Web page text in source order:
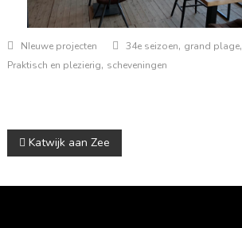
NIeuwe projecten 34e seizoen, grand plage,
Praktisch en plezierig, scheveningen
Berichtnavigatie
Katwijk aan Zee